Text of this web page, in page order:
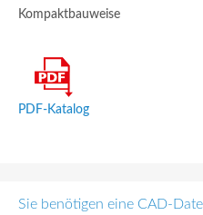
Kompaktbauweise
PDF-Katalog
Sie benötigen eine CAD-